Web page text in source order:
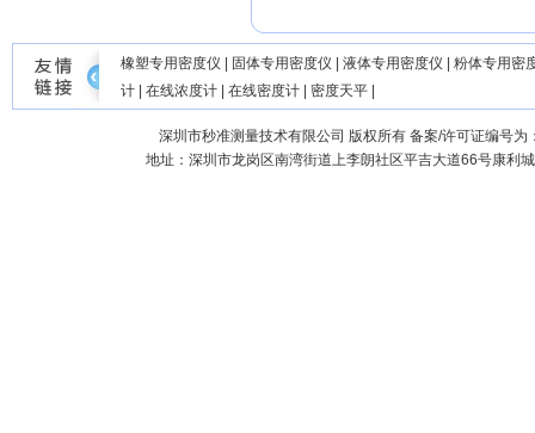
橡塑专用密度仪 固体专用密度仪 液体专用密度仪
粉体专用密
计
在线浓度计 在线密度计 密度天平
深圳市秒准测量技术有限公司 版权所有 备案/许可证编号为
地址：深圳市龙岗区南湾街道上李朗社区平吉大道66号康利